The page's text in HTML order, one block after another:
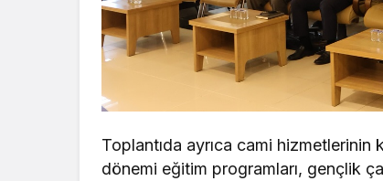
Toplantıda ayrıca cami hizmetlerinin
dönemi eğitim programları, gençlik